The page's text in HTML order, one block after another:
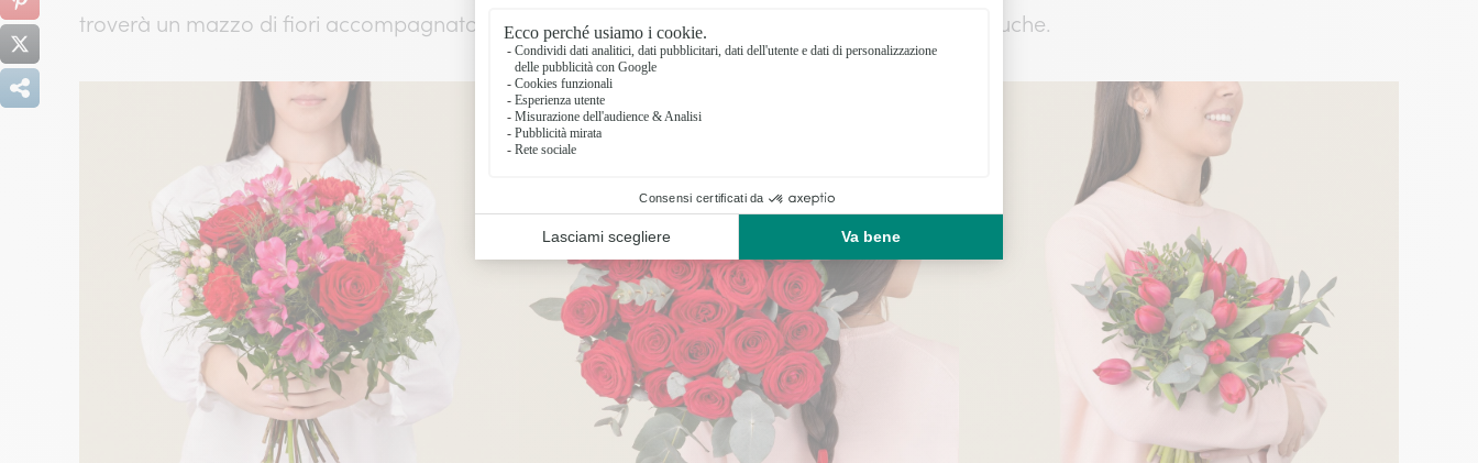
troverà un mazzo di fiori accompagnato da cioccolatini artigianali o un morbido orsetto di peluche.